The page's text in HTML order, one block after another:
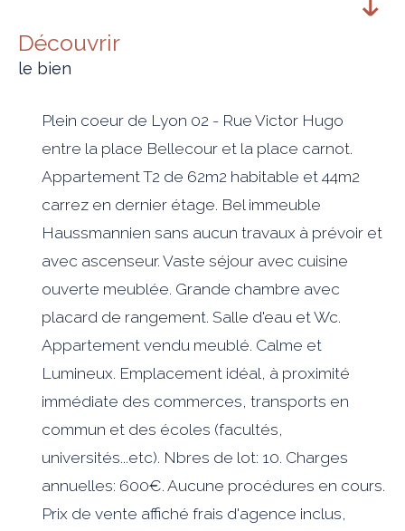
découvrir
le bien
Plein coeur de Lyon 02 - Rue Victor Hugo
entre la place Bellecour et la place carnot.
Appartement T2 de 62m2 habitable et 44m2
carrez en dernier étage. Bel immeuble
Haussmannien sans aucun travaux à prévoir et
avec ascenseur. Vaste séjour avec cuisine
ouverte meublée. Grande chambre avec
placard de rangement. Salle d'eau et Wc.
Appartement vendu meublé. Calme et
Lumineux. Emplacement idéal, à proximité
immédiate des commerces, transports en
commun et des écoles (facultés,
universités...etc). Nbres de lot: 10. Charges
annuelles: 600€. Aucune procédures en cours.
Prix de vente affiché frais d'agence inclus,